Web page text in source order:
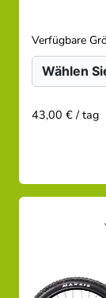
Verfügbare
43,00 € / tag